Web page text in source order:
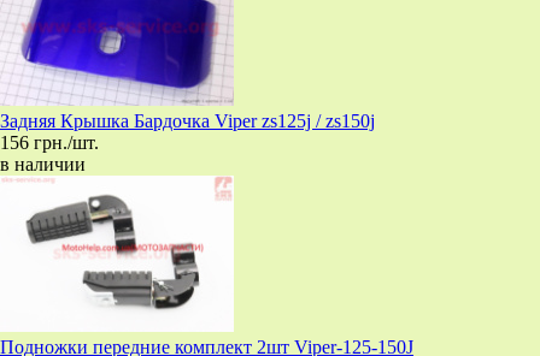
Задняя Крышка Бардочка Viper zs125j / zs150j
156 грн./шт.
в наличии
Подножки передние комплект 2шт Viper-125-150J